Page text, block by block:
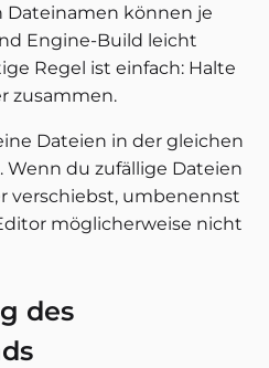
Dateinamen können je
Engine-Build leicht
Regel ist einfach: Halte
zusammen.
Dateien in der gleichen
du zufällige Dateien
verschiebst, umbenennst
möglicherweise nicht
des